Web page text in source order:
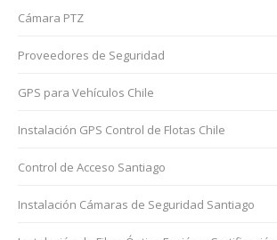
Cámara PTZ
Proveedores de Seguridad
GPS para Vehículos Chile
Instalación GPS Control de Flotas Chile
Control de Acceso Santiago
Instalación Cámaras de Seguridad Santiago